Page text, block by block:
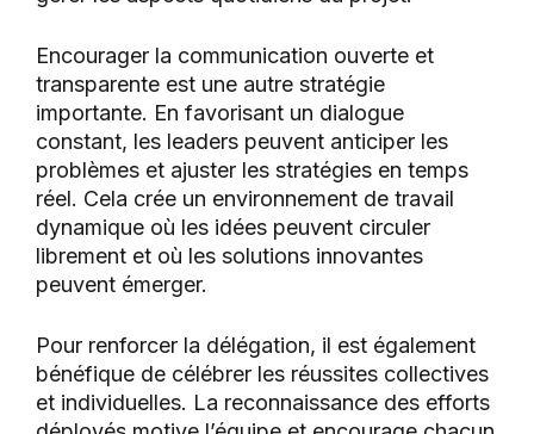
Encourager la communication ouverte et
transparente est une autre stratégie
importante. En favorisant un dialogue
constant, les leaders peuvent anticiper les
problèmes et ajuster les stratégies en temps
réel. Cela crée un environnement de travail
dynamique où les idées peuvent circuler
librement et où les solutions innovantes
peuvent émerger.
Pour renforcer la délégation, il est également
bénéfique de célébrer les réussites collectives
et individuelles. La reconnaissance des efforts